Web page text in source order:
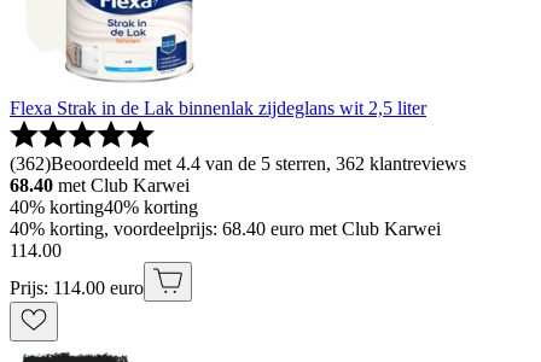
Flexa Strak in de Lak binnenlak zijdeglans wit 2,5 liter
(362)Beoordeeld met 4.4 van de 5 sterren, 362 klantreviews
68.40 met Club Karwei
40% korting40% korting
40% korting, voordeelprijs: 68.40 euro met Club Karwei
114.00
Prijs: 114.00 euro